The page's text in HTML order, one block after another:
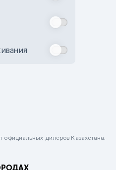
официальных дилеров Казахстана.